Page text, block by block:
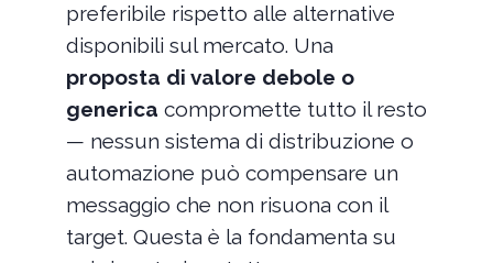
preferibile rispetto alle alternative
disponibili sul mercato. Una
proposta di valore debole o
generica compromette tutto il resto
— nessun sistema di distribuzione o
automazione può compensare un
messaggio che non risuona con il
target. Questa è la fondamenta su